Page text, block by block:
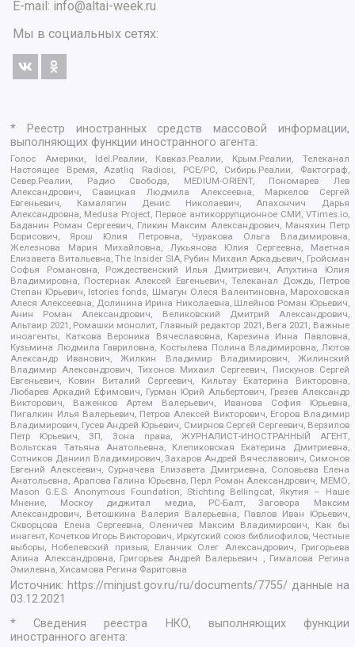
E-mail: info@altai-week.ru
Мы в социальных сетях:
* Реестр иностранных средств массовой информации,
выполняющих функции иностранного агента:
Голос Америки, Idel.Реалии, Кавказ.Реалии, Крым.Реалии, Телеканал
Настоящее Время, Azatliq Radiosi, PCE/PC, Сибирь.Реалии, Фактограф,
Север.Реалии, Радио Свобода, MEDIUM-ORIENT, Пономарев Лев
Александрович, Савицкая Людмила Алексеевна, Маркелов Сергей
Евгеньевич, Камалягин Денис Николаевич, Апахончич Дарья
Александровна, Medusa Project, Первое антикоррупционное СМИ, VTimes.io,
Баданин Роман Сергеевич, Гликин Максим Александрович, Маняхин Петр
Борисович, Ярош Юлия Петровна, Чуракова Ольга Владимировна,
Железнова Мария Михайловна, Лукьянова Юлия Сергеевна, Маетная
Елизавета Витальевна, The Insider SIA, Рубин Михаил Аркадьевич, Гройсман
Софья Романовна, Рождественский Илья Дмитриевич, Апухтина Юлия
Владимировна, Постернак Алексей Евгеньевич, Телеканал Дождь, Петров
Степан Юрьевич, Istories fonds, Шмагун Олеся Валентиновна, Мароховская
Алеся Алексеевна, Долинина Ирина Николаевна, Шлейнов Роман Юрьевич,
Анин Роман Александрович, Великовский Дмитрий Александрович,
Альтаир 2021, Ромашки монолит, Главный редактор 2021, Вега 2021, Важные
иноагенты, Каткова Вероника Вячеславовна, Карезина Инна Павловна,
Кузьмина Людмила Гавриловна, Костылева Полина Владимировна, Лютов
Александр Иванович, Жилкин Владимир Владимирович, Жилинский
Владимир Александрович, Тихонов Михаил Сергеевич, Пискунов Сергей
Евгеньевич, Ковин Виталий Сергеевич, Кильтау Екатерина Викторовна,
Любарев Аркадий Ефимович, Гурман Юрий Альбертович, Грезев Александр
Викторович, Важенков Артем Валерьевич, Иванова София Юрьевна,
Пигалкин Илья Валерьевич, Петров Алексей Викторович, Егоров Владимир
Владимирович, Гусев Андрей Юрьевич, Смирнов Сергей Сергеевич, Верзилов
Петр Юрьевич, ЗП, Зона права, ЖУРНАЛИСТ-ИНОСТРАННЫЙ АГЕНТ,
Вольтская Татьяна Анатольевна, Клепиковская Екатерина Дмитриевна,
Сотников Даниил Владимирович, Захаров Андрей Вячеславович, Симонов
Евгений Алексеевич, Сурначева Елизавета Дмитриевна, Соловьева Елена
Анатольевна, Арапова Галина Юрьевна, Перл Роман Александрович, МЕМО,
Mason G.E.S. Anonymous Foundation, Stichting Bellingcat, Якутия – Наше
Мнение, Москоу диджитал медиа, РС-Балт, Заговора Максим
Александрович, Ветошкина Валерия Валерьевна, Павлов Иван Юрьевич,
Скворцова Елена Сергеевна, Оленичев Максим Владимирович, Как бы
инагент, Кочетков Игорь Викторович, Иркутский союз библиофилов, Честные
выборы, Нобелевский призыв, Еланчик Олег Александрович, Григорьева
Алина Александровна, Григорьев Андрей Валерьевич , Гималова Регина
Эмилевна, Хисамова Регина Фаритовна
Источник: https://minjust.gov.ru/ru/documents/7755/ данные на
03.12.2021
* Сведения реестра НКО, выполняющих функции
иностранного агента: